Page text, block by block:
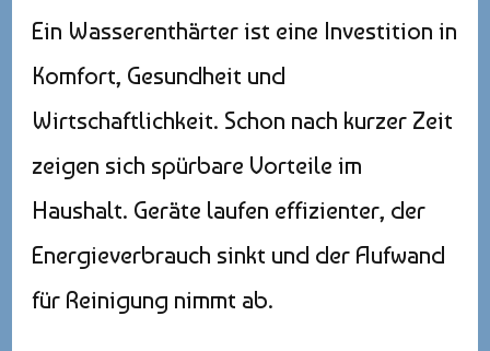
Ein Wasserenthärter ist eine Investition in
Komfort, Gesundheit und
Wirtschaftlichkeit. Schon nach kurzer Zeit
zeigen sich spürbare Vorteile im
Haushalt. Geräte laufen effizienter, der
Energieverbrauch sinkt und der Aufwand
für Reinigung nimmt ab.